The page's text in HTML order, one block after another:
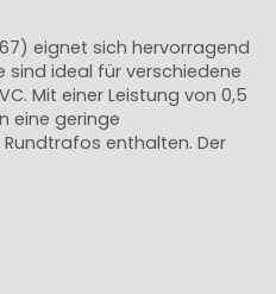
eignet sich hervorragend
sind ideal für verschiedene
Mit einer Leistung von 0,5
eine geringe
Rundtrafos enthalten. Der